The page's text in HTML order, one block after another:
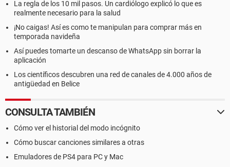
La regla de los 10 mil pasos. Un cardiólogo explicó lo que es
realmente necesario para la salud
¡No caigas! Así es como te manipulan para comprar más en
temporada navideña
Así puedes tomarte un descanso de WhatsApp sin borrar la
aplicación
Los científicos descubren una red de canales de 4.000 años de
antigüedad en Belice
CONSULTA TAMBIÉN
Cómo ver el historial del modo incógnito
Cómo buscar canciones similares a otras
Emuladores de PS4 para PC y Mac